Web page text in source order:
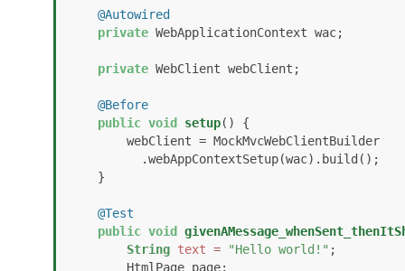
@Autowired
private WebApplicationContext wac;
private WebClient webClient;
@Before
public void setup()
{
@Test
public void
String text = "Hello world!" ;